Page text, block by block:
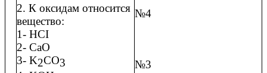
2. К оксидам относится
вещество:
1- HCI
2- CaO
3- K2CO3
№4
№3